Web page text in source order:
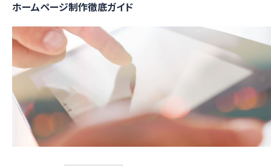
ホームページ制作徹底ガイド